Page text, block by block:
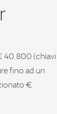
40.800 (chiavi
fino ad un
€